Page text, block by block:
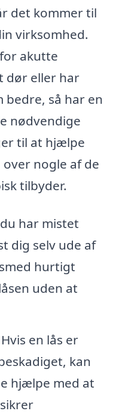
det kommer til
virksomhed.
akutte
dør eller har
så har en
nødvendige
til at hjælpe
nogle af de
tilbyder.
har mistet
dig selv ude af
hurtigt
uden at
Hvis en lås er
kan
hjælpe med at